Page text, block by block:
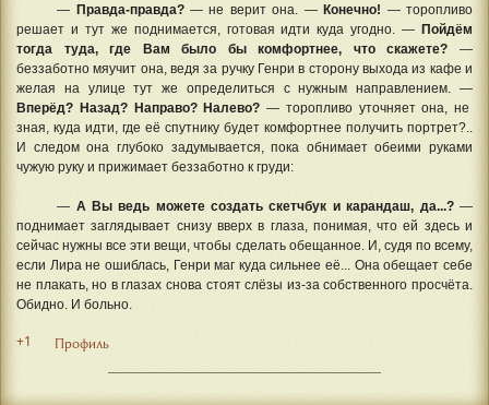
— Правда-правда?— не верит она. —Конечно! — торопливо
решает и тут же поднимается, готовая идти куда угодно. — Пойдём
тогда туда, где Вам было бы комфортнее, что скажете? —
беззаботно мяучит она, ведя за ручку Генри в сторону выхода из кафе и
желая на улице тут же определиться с нужным направлением. —
Вперёд? Назад? Направо? Налево?— торопливо уточняет она, не
зная, куда идти, где её спутнику будет комфортнее получить портрет?..
И следом она глубоко задумывается, пока обнимает обеими руками
чужую руку и прижимает беззаботно к груди:
— А Вы ведь можете создать скетчбук и карандаш, да...?—
поднимает заглядывает снизу вверх в глаза, понимая, что ей здесь и
сейчас нужны все эти вещи, чтобы сделать обещанное. И, судя по всему,
если Лира не ошиблась, Генри маг куда сильнее её... Она обещает себе
не плакать, но в глазах снова стоят слёзы из-за собственного просчёта.
Обидно. И больно.
+1 Профиль